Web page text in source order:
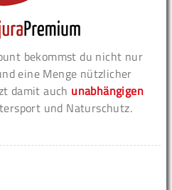
bekommst du nicht nur
eine Menge nützlicher
damit auch unabhängigen
und Naturschutz.